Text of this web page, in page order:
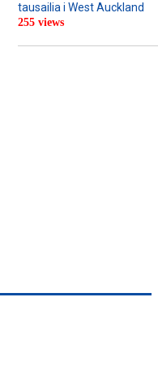
tausailia i West Auckland
255 views